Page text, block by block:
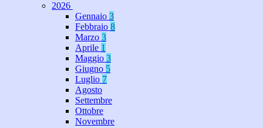
2026
Gennaio 3
Febbraio 8
Marzo 3
Aprile 1
Maggio 3
Giugno 5
Luglio 7
Agosto
Settembre
Ottobre
Novembre